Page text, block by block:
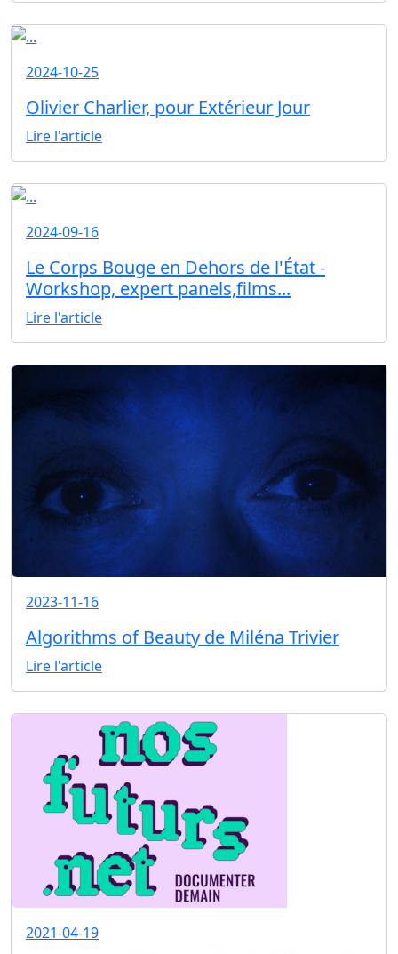
2024-10-25
Olivier Charlier, pour Extérieur Jour
Lire l'article
2024-09-16
Le Corps Bouge en Dehors de l'État -
Workshop, expert panels,films...
Lire l'article
2023-11-16
Algorithms of Beauty de Miléna Trivier
Lire l'article
2021-04-19